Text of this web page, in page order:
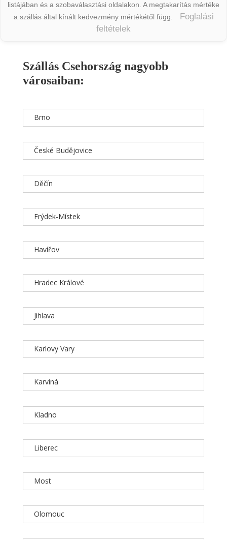
listájában és a szobaválasztási oldalakon. A megtakarítás mértéke
a szállás által kínált kedvezmény mértékétől függ.
Foglalási
feltételek
Szállás Csehország nagyobb
városaiban:
Brno
České Budějovice
Děčín
Frýdek-Místek
Havířov
Hradec Králové
Jihlava
Karlovy Vary
Karviná
Kladno
Liberec
Most
Olomouc